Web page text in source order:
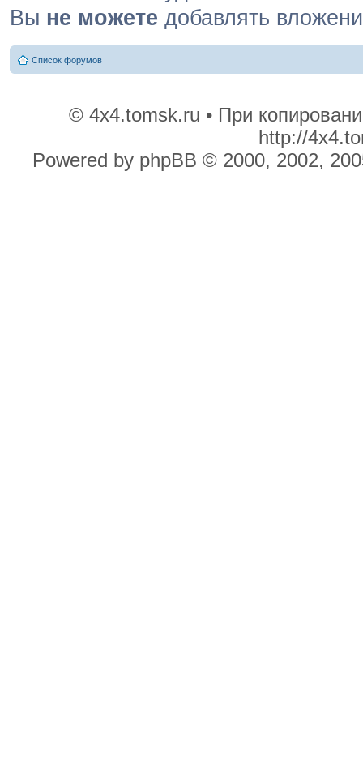
Вы не можете добавлять
Список форумов
© 4x4.tomsk.ru • При
http://
Powered by phpBB © 2000, 2002,